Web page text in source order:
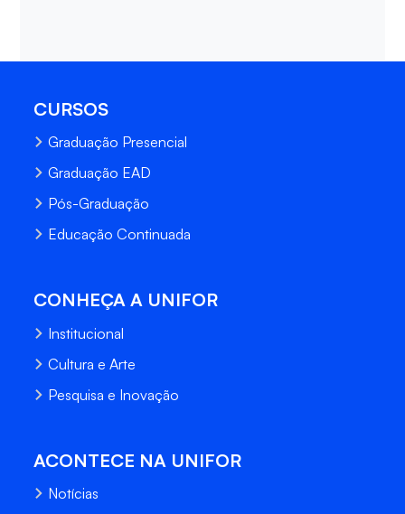
CURSOS
Graduação Presencial
Graduação EAD
Pós-Graduação
Educação Continuada
CONHEÇA A UNIFOR
Institucional
Cultura e Arte
Pesquisa e Inovação
ACONTECE NA UNIFOR
Notícias